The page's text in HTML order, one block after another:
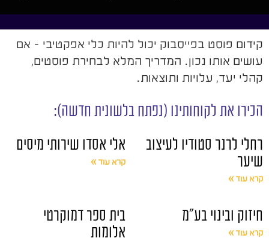
קידום פוסט בפייסבוק יכול להיות כלי אפקטיבי - אם
עושים אותו נכון. המדריך המלא לבחירת פוסטים,
קהלי יעד, עלויות ותוצאות.
הכירו את לקוחותינו (נפתח בלשונית חדשה):
רחלי לרנר סטודיו לעיצוב
שיער
קרא עוד »
אלי אסדו שירותי מיסים
קרא עוד »
חיזוק ובינוי בע"מ
קרא עוד »
בית ספר דמוקרטי
אלומות